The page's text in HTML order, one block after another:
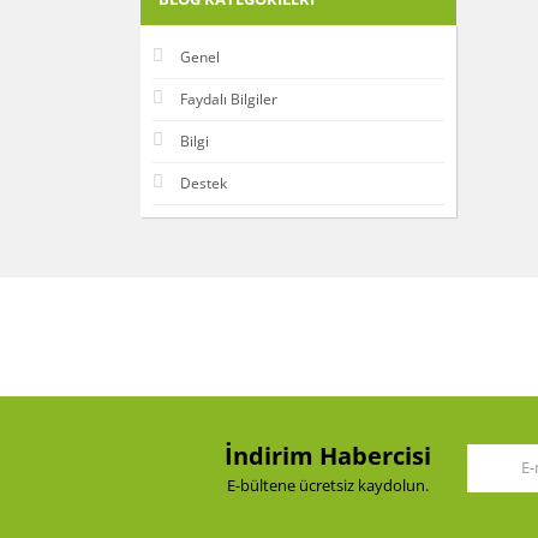
Genel
Faydalı Bilgiler
Bilgi
Destek
İndirim Habercisi
E-bültene ücretsiz kaydolun.